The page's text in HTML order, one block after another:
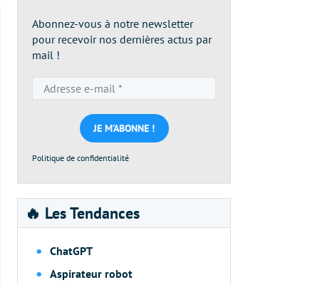
Abonnez-vous à notre newsletter
pour recevoir nos dernières actus par
mail !
e-
mail
*
Politique de confidentialité
🔥 Les Tendances
ChatGPT
Aspirateur robot